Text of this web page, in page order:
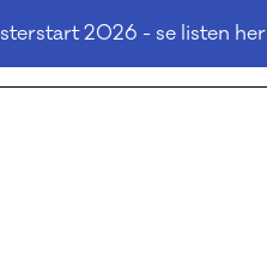
2026 - se listen her